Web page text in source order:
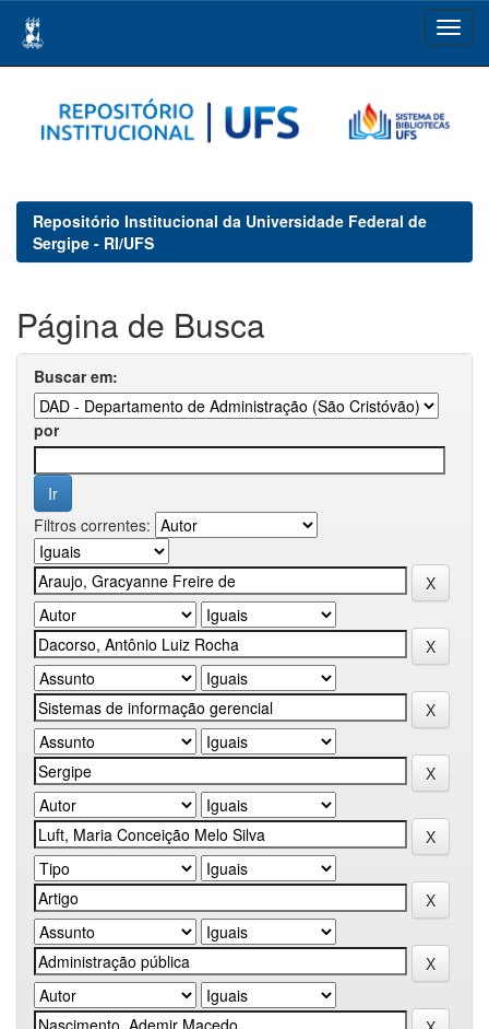
navigation
Repositório Institucional da Universidade Federal de
Sergipe - RI/UFS
Página de Busca
Buscar em:
por
Filtros correntes: